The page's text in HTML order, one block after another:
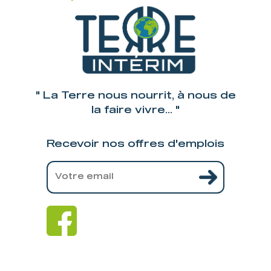
" La Terre nous nourrit, à nous de
la faire vivre... "
Recevoir nos offres d'emplois